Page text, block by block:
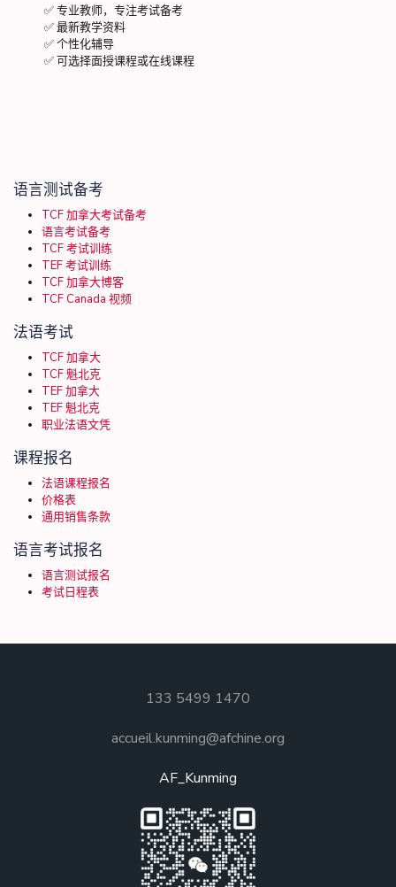
✅ 专业教师，专注考试备考
✅ 最新教学资料
✅ 个性化辅导
✅ 可选择面授课程或在线课程
语言测试备考
TCF 加拿大考试备考
语言考试备考
TCF 考试训练
TEF 考试训练
TCF 加拿大博客
TCF Canada 视频
法语考试
TCF 加拿大
TCF 魁北克
TEF 加拿大
TEF 魁北克
职业法语文凭
课程报名
法语课程报名
价格表
通用销售条款
语言考试报名
语言测试报名
考试日程表
133 5499 1470
accueil.kunming@afchine.org
AF_Kunming